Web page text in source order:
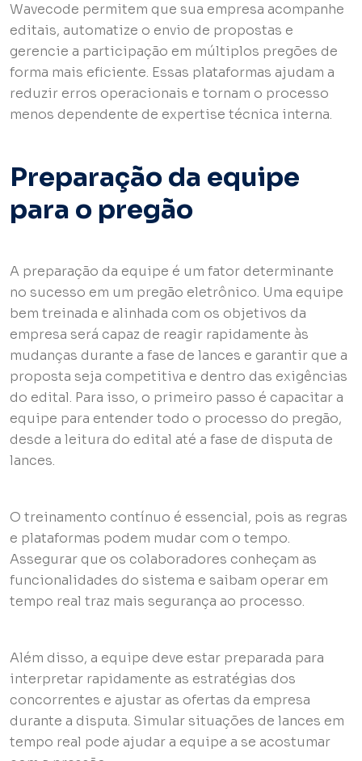
Wavecode permitem que sua empresa acompanhe
editais, automatize o envio de propostas e
gerencie a participação em múltiplos pregões de
forma mais eficiente. Essas plataformas ajudam a
reduzir erros operacionais e tornam o processo
menos dependente de expertise técnica interna.
Preparação da equipe
para o pregão
A preparação da equipe é um fator determinante
no sucesso em um pregão eletrônico. Uma equipe
bem treinada e alinhada com os objetivos da
empresa será capaz de reagir rapidamente às
mudanças durante a fase de lances e garantir que a
proposta seja competitiva e dentro das exigências
do edital. Para isso, o primeiro passo é capacitar a
equipe para entender todo o processo do pregão,
desde a leitura do edital até a fase de disputa de
lances.
O treinamento contínuo é essencial, pois as regras
e plataformas podem mudar com o tempo.
Assegurar que os colaboradores conheçam as
funcionalidades do sistema e saibam operar em
tempo real traz mais segurança ao processo.
Além disso, a equipe deve estar preparada para
interpretar rapidamente as estratégias dos
concorrentes e ajustar as ofertas da empresa
durante a disputa. Simular situações de lances em
tempo real pode ajudar a equipe a se acostumar